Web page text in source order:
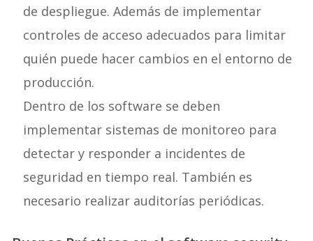
de despliegue. Además de implementar
controles de acceso adecuados para limitar
quién puede hacer cambios en el entorno de
producción.
Dentro de los software se deben
implementar sistemas de monitoreo para
detectar y responder a incidentes de
seguridad en tiempo real. También es
necesario realizar auditorías periódicas.